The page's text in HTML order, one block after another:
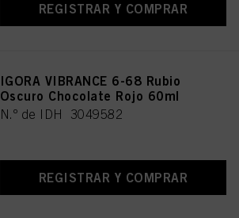
REGISTRAR Y COMPRAR
IGORA VIBRANCE 6-68 Rubio
Oscuro Chocolate Rojo 60ml
N.º de IDH 3049582
REGISTRAR Y COMPRAR